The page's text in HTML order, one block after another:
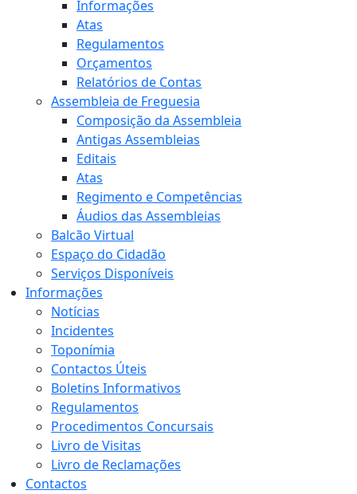
Informações
Atas
Regulamentos
Orçamentos
Relatórios de Contas
Assembleia de Freguesia
Composição da Assembleia
Antigas Assembleias
Editais
Atas
Regimento e Competências
Áudios das Assembleias
Balcão Virtual
Espaço do Cidadão
Serviços Disponíveis
Informações
Notícias
Incidentes
Toponímia
Contactos Úteis
Boletins Informativos
Regulamentos
Procedimentos Concursais
Livro de Visitas
Livro de Reclamações
Contactos